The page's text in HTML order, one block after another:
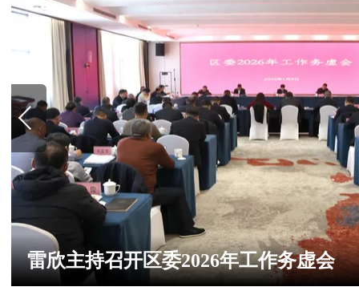
雷欣调研民生项目建设情况